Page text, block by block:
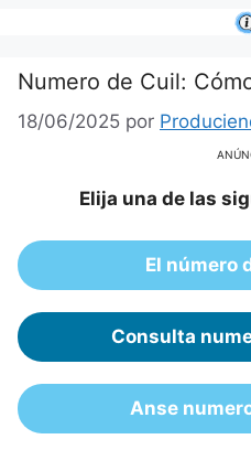
contenido
Numero de Cuil:
18/06/2025 por
Elija una de las
El número
Consulta
Anse